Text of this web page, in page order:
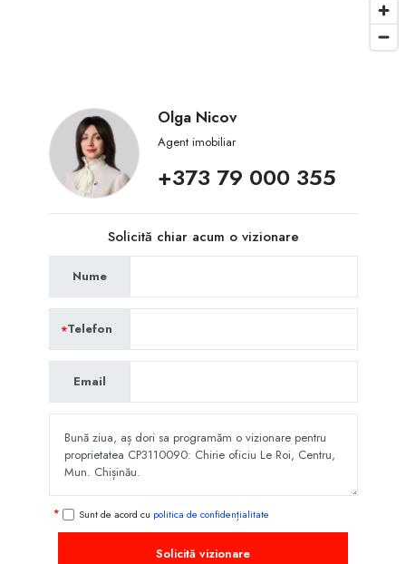
Olga Nicov
Agent imobiliar
+373 79 000 355
Solicită chiar acum o vizionare
Nume
Telefon
Email
Sunt de acord cu politica de confidențialitate
Solicită vizionare